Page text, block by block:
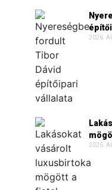
2026.
2026.